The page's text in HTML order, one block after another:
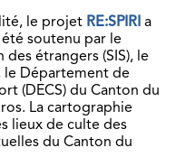
le projet RE:SPIRI a
soutenu par le
étrangers (SIS), le
le Département de
(DECS) du Canton du
La cartographie
lieux de culte des
du Canton du